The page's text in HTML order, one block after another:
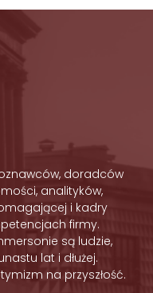
doradców
analityków,
i kadry
firmy.
są ludzie,
lat i dłużej.
na przyszłość.